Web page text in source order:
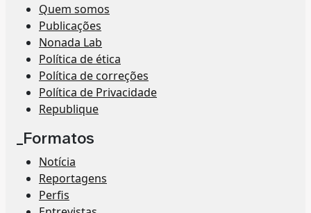
Quem somos
Publicações
Nonada Lab
Política de ética
Política de correções
Política de Privacidade
Republique
_Formatos
Notícia
Reportagens
Perfis